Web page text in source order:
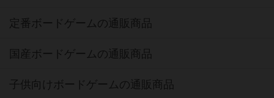
定番ボードゲームの通販商品
国産ボードゲームの通販商品
子供向けボードゲームの通販商品